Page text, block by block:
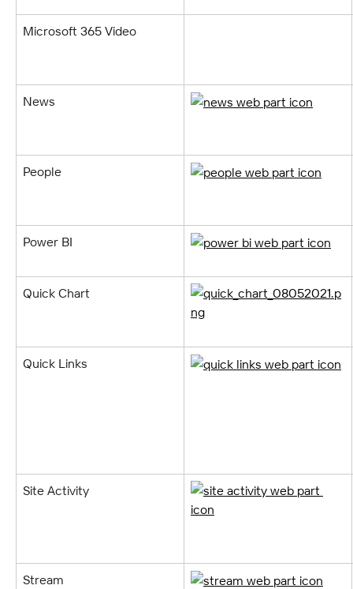
Microsoft 365 Video
News
People
Power BI
Quick Chart
Quick Links
Site Activity
Stream